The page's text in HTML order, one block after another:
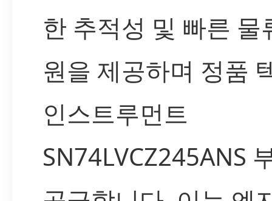
한 추적성 및 빠른 물
원을 제공하며 정품
인스트루먼트
SN74LVCZ245ANS